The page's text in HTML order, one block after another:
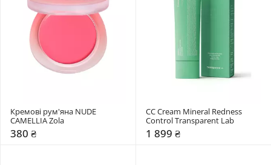
Кремові рум'яна NUDE
CAMELLIA Zola
380 ₴
CC Cream Mineral Redness
Control Transparent Lab
1 899 ₴